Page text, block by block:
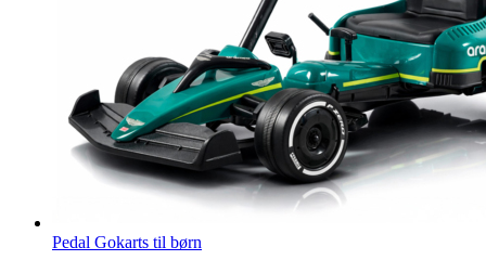
Pedal Gokarts til børn